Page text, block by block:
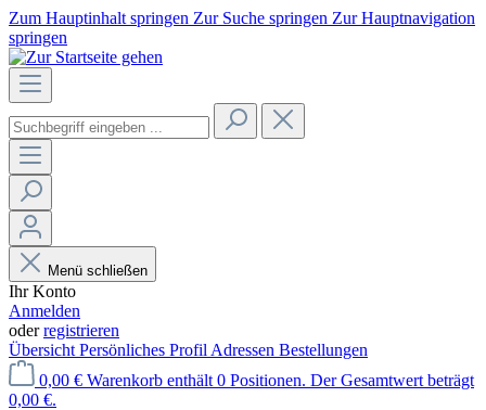
Zum Hauptinhalt springen Zur Suche springen Zur Hauptnavigation
springen
Menü schließen
Ihr Konto
Anmelden
oderregistrieren
Übersicht Persönliches Profil Adressen Bestellungen
0,00 € Warenkorb enthält 0 Positionen. Der Gesamtwert beträgt
0,00 €.